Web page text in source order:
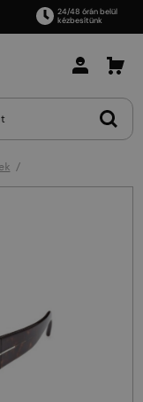
24/48 órán belül
kézbesítünk